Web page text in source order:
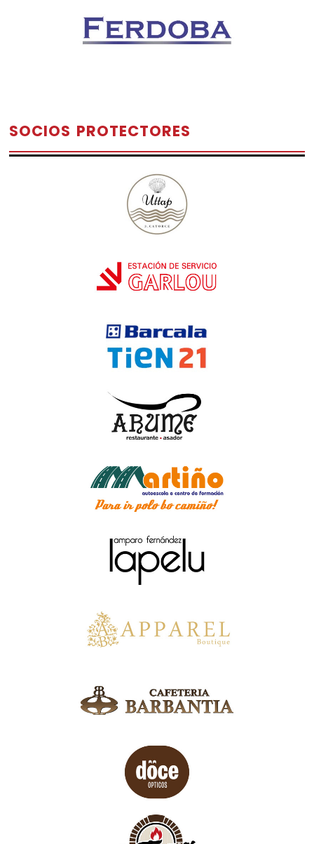
SOCIOS PROTECTORES